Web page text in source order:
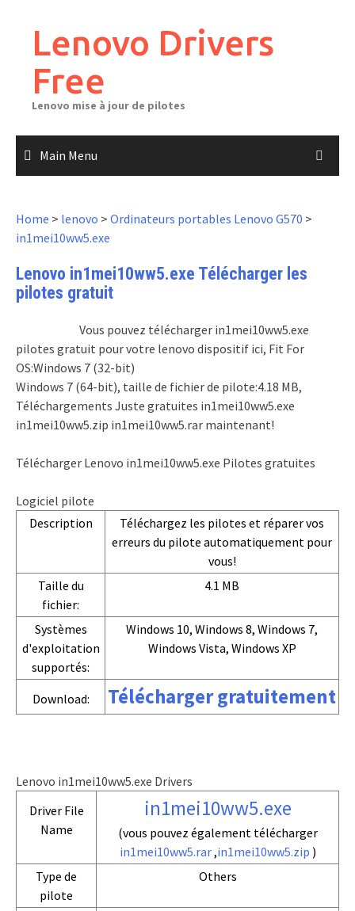
contentLenovo Drivers
Free
Lenovo mise à jour de pilotes
Main Menu
Home > lenovo > Ordinateurs portables Lenovo G570 >
in1mei10ww5.exe
Lenovo in1mei10ww5.exe Télécharger les
pilotes gratuit
Vous pouvez télécharger in1mei10ww5.exe
pilotes gratuit pour votre lenovo dispositif ici, Fit For
OS:Windows 7 (32-bit)
Windows 7 (64-bit), taille de fichier de pilote:4.18 MB,
Téléchargements Juste gratuites in1mei10ww5.exe
in1mei10ww5.zip in1mei10ww5.rar maintenant!
Télécharger Lenovo in1mei10ww5.exe Pilotes gratuites
Logiciel pilote
Description
Téléchargez les pilotes et réparer vos
erreurs du pilote automatiquement pour
vous!
Taille du
fichier:
4.1 MB
Systèmes
d'exploitation
supportés:
Windows 10, Windows 8, Windows 7,
Windows Vista, Windows XP
Download: Télécharger gratuitement
Lenovo in1mei10ww5.exe Drivers
Driver File
Name
in1mei10ww5.exe
(vous pouvez également télécharger
in1mei10ww5.rar,in1mei10ww5.zip )
Type de
pilote
Others